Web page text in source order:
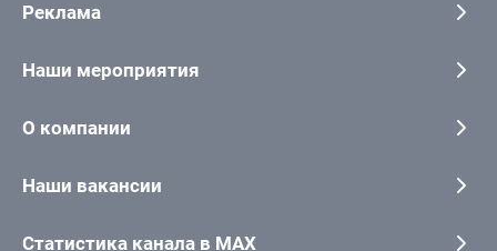
Реклама
Наши мероприятия
О компании
Наши вакансии
Статистика канала в MAX